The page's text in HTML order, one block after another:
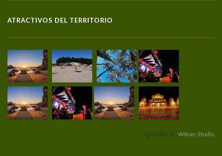
ATRACTIVOS DEL TERRITORIO
gentileza: Witran Studio